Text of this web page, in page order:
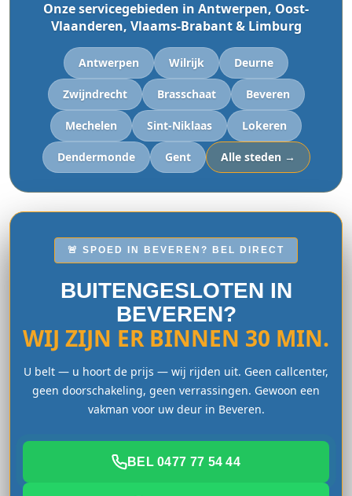
Onze servicegebieden in Antwerpen, Oost-
Vlaanderen, Vlaams-Brabant & Limburg
Antwerpen Wilrijk Deurne
Zwijndrecht Brasschaat Beveren
Mechelen Sint-Niklaas Lokeren
Dendermonde Gent Alle steden →
🚨 SPOED IN BEVEREN? BEL DIRECT
BUITENGESLOTEN IN
BEVEREN?
WIJ ZIJN ER BINNEN 30 MIN.
U belt — u hoort de prijs — wij rijden uit. Geen callcenter,
geen doorschakeling, geen verrassingen. Gewoon een
vakman voor uw deur in Beveren.
BEL 0477 77 54 44